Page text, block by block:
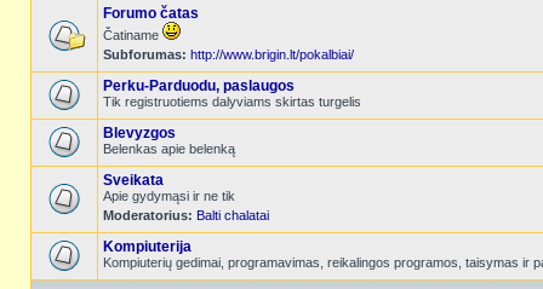
Forumo čatas
Čatiname
Subforumas: http://www.brigin.lt/pokalbiai/
Perku-Parduodu, paslaugos
Tik registruotiems dalyviams skirtas turgelis
Blevyzgos
Belenkas apie belenką
Sveikata
Apie gydymąsi ir ne tik
Moderatorius: Balti chalatai
Kompiuterija
Kompiuterių gedimai, programavimas, reikalingos programos, taisymas ir